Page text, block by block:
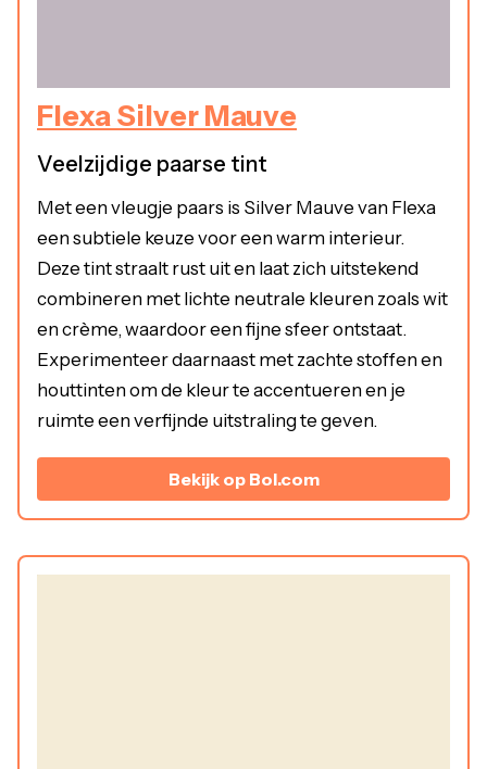
Flexa Silver Mauve
Veelzijdige paarse tint
Met een vleugje paars is Silver Mauve van Flexa
een subtiele keuze voor een warm interieur.
Deze tint straalt rust uit en laat zich uitstekend
combineren met lichte neutrale kleuren zoals wit
en crème, waardoor een fijne sfeer ontstaat.
Experimenteer daarnaast met zachte stoffen en
houttinten om de kleur te accentueren en je
ruimte een verfijnde uitstraling te geven.
Bekijk op Bol.com